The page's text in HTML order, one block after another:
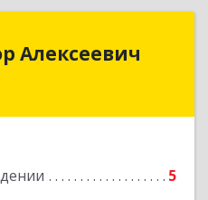
Алексеевич
5